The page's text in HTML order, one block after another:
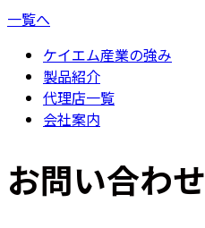
一覧へ
ケイエム産業の強み
製品紹介
代理店一覧
会社案内
お問い合わせ